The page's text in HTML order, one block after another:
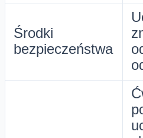
Środki
bezpieczeństwa